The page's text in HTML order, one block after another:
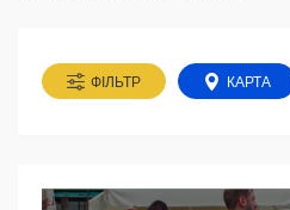
ФІЛЬТР КАРТА